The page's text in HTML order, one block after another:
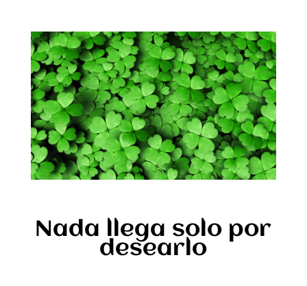
Nada llega solo por
desearlo